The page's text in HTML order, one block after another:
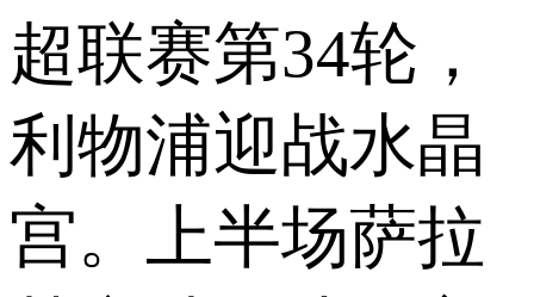
超联赛第34轮，
利物浦迎战水晶
宫。上半场萨拉